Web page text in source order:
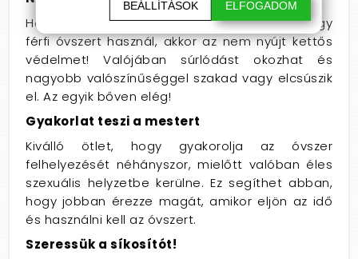
Ha egyszerre két óvszert vagy egy női és egy
férfi óvszert használ, akkor az nem nyújt kettős
védelmet! Valójában súrlódást okozhat és
nagyobb valószínűséggel szakad vagy elcsúszik
el. Az egyik bőven elég!
Gyakorlat teszi a mestert
Kiválló ötlet, hogy gyakorolja az óvszer
felhelyezését néhányszor, mielőtt valóban éles
szexuális helyzetbe kerülne. Ez segíthet abban,
hogy jobban érezze magát, amikor eljön az idő
és használni kell az óvszert.
Szeressük a síkosítót!
BEÁLLÍTÁSOK ELFOGADOM